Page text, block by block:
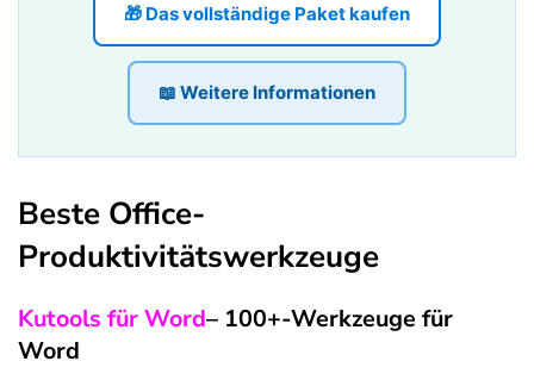
🎁 Das vollständige Paket kaufen
📖 Weitere Informationen
Beste Office-
Produktivitätswerkzeuge
Kutools für Word– 100+-Werkzeuge für
Word